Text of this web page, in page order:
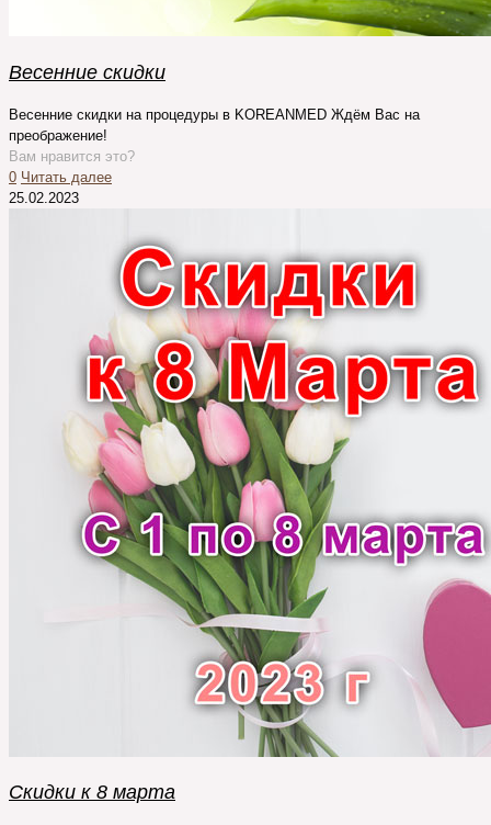
Весенние скидки
Весенние скидки на процедуры в KOREANMED Ждём Вас на
преображение!
Вам нравится это?
0 Читать далее
25.02.2023
Cкидки к 8 марта